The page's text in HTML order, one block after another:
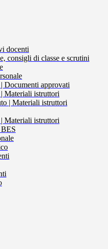
docenti
consigli di classe e scrutini
Documenti approvati
Materiali istruttori
| Materiali istruttori
Materiali istruttori